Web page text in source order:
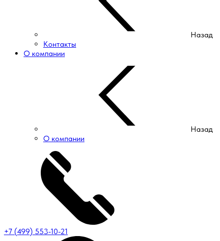
Назад
Контакты
О компании
Назад
О компании
+7 (499) 553-10-21